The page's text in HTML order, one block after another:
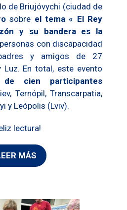
de Briujóvychi (ciudad de
sobre el tema « El Rey
y su bandera es la
con discapacidad
y amigos de 27
Luz. En total, este evento
cien participantes
Ternópil, Transcarpatia,
y Leópolis (Lviv).
lectura!
MÁS